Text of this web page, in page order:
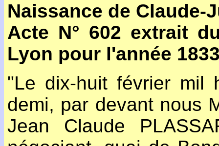
Naissance de Claude-
Acte N° 602 extrait
Lyon pour l'année
"Le dix-huit février mil
demi, par devant nous
Jean Claude